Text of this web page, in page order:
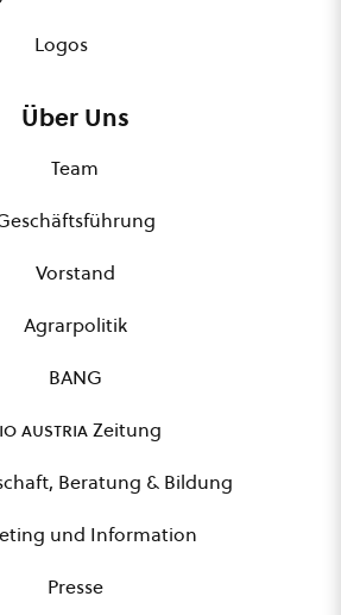
Logos
Über Uns
Team
Vorstand
Agrarpolitik
BANG
austriaZeitung
Beratung & Bildung
und Information
Presse